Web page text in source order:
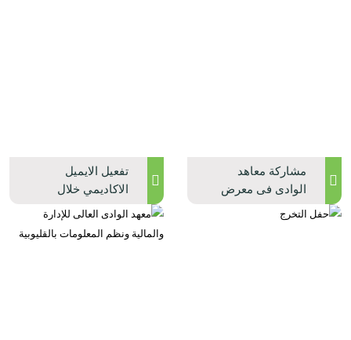
مشاركة معاهد
الوادى فى معرض
اخبار اليوم وتقديم
تفعيل الايميل
الاكاديمي خلال
متصفح brave